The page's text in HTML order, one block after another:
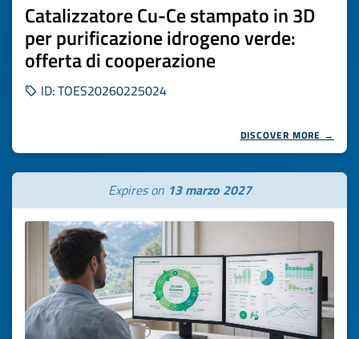
Catalizzatore Cu-Ce stampato in 3D
per purificazione idrogeno verde:
offerta di cooperazione
ID: TOES20260225024
DISCOVER MORE →
Expires on 13 marzo 2027